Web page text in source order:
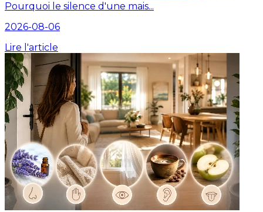
Pourquoi le silence d'une mais...
2026-08-06
Lire l'article